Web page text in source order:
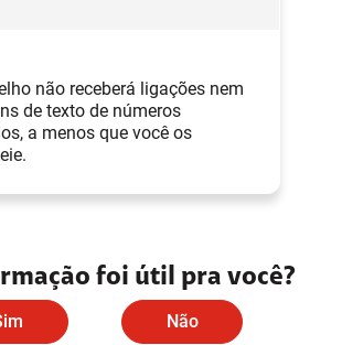
não receberá ligações nem
de texto de números
a menos que você os
foi útil pra você?
Não